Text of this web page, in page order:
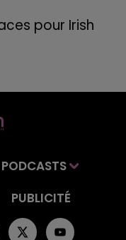
pour Irish
PODCASTS
PUBLICITÉ